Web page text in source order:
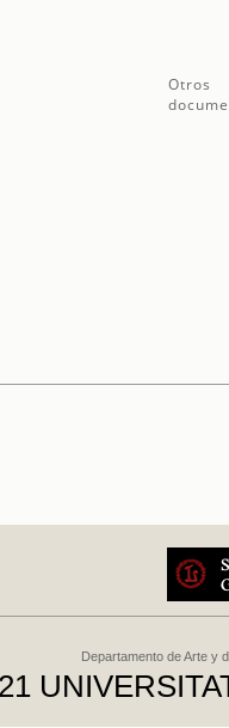
Otros
Departamento de Arte y